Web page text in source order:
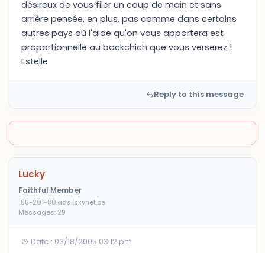
désireux de vous filer un coup de main et sans
arrière pensée, en plus, pas comme dans certains
autres pays où l'aide qu'on vous apportera est
proportionnelle au backchich que vous verserez !
Estelle
Reply to this message
Lucky
Faithful Member
185-201-80.adsl.skynet.be
Messages: 29
Date : 03/18/2005 03:12 pm